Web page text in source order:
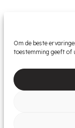
Om de beste
toestemming geeft of